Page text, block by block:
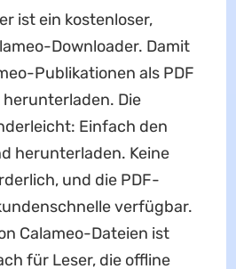
ist ein kostenloser,
Downloader. Damit
Publikationen als PDF
Die
Einfach den
herunterladen. Keine
und die PDF-
verfügbar.
Calameo-Dateien ist
für Leser, die offline